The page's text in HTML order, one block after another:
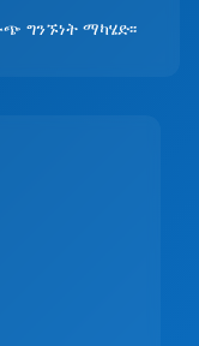
ግንኙነት ማካሄድ፡፡